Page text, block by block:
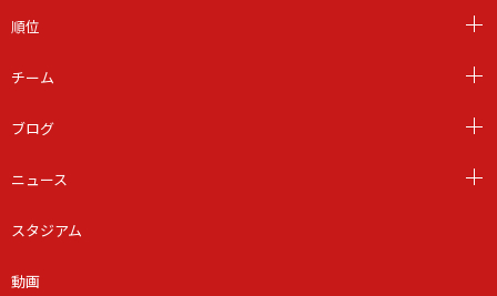
順位
チーム
ブログ
ニュース
スタジアム
動画